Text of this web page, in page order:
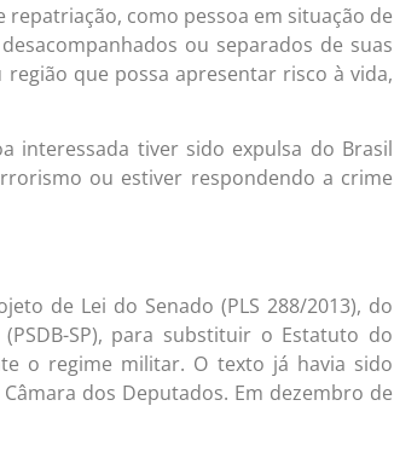
repatriação, como pessoa em situação de
ou separados de suas
que possa apresentar risco à vida,
interessada tiver sido expulsa do Brasil
ou estiver respondendo a crime
de Lei do Senado (PLS 288/2013), do
SP), para substituir o Estatuto do
o regime militar. O texto já havia sido
dos Deputados. Em dezembro de